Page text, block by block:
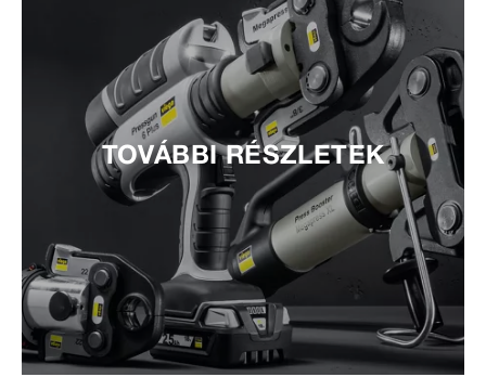
TOVÁBBI RÉSZLETEK